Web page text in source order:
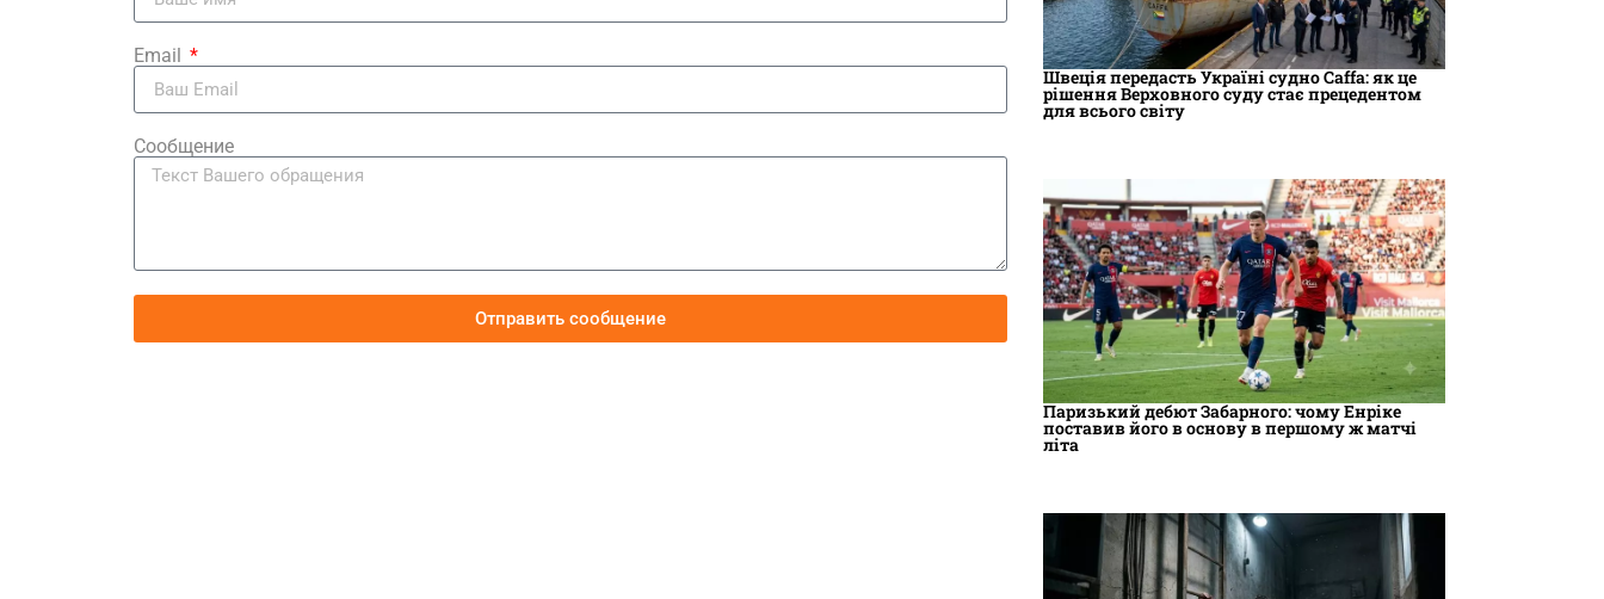
Email
Сообщение
Отправить сообщение
Швеція передасть Україні судно Caffa: як це
рішення Верховного суду стає прецедентом
для всього світу
Паризький дебют Забарного: чому Енріке
поставив його в основу в першому ж матчі
літа